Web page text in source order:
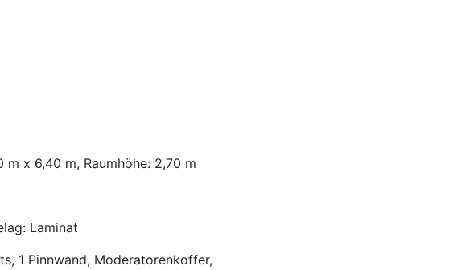
x 6,40 m, Raumhöhe: 2,70 m
Laminat
1 Pinnwand, Moderatorenkoffer,